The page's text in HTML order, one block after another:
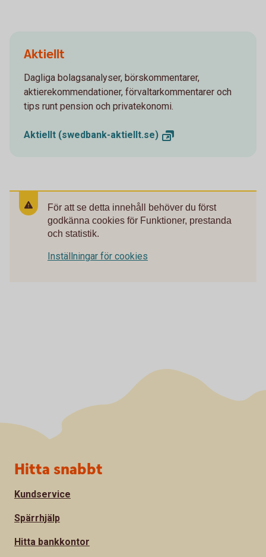
Aktiellt
Dagliga bolagsanalyser, börskommentarer,
aktierekommendationer, förvaltarkommentarer och
tips runt pension och privatekonomi.
Aktiellt (swedbank-aktiellt.se)
För att se detta innehåll behöver du först
godkänna cookies för Funktioner, prestanda
och statistik.
Inställningar för cookies
Sidfot
Hitta snabbt
Kundservice
Spärrhjälp
Hitta bankkontor